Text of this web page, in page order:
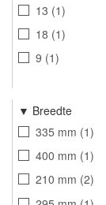
13 1
18 1
9 1
Breedte
335 mm 1
400 mm 1
210 mm 2